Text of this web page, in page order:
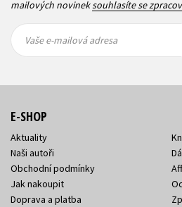
mailových novineksouhlasíte se
mailová
mailová
Vaše e-mailová adresa
E-SHOP
Aktuality
Naši autoři
Obchodní podmínky
Jak nakoupit
Doprava a platba